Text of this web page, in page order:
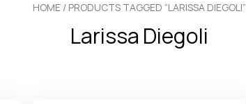
HOME / PRODUCTS TAGGED “LARISSA DIEGOLI”
Larissa Diegoli